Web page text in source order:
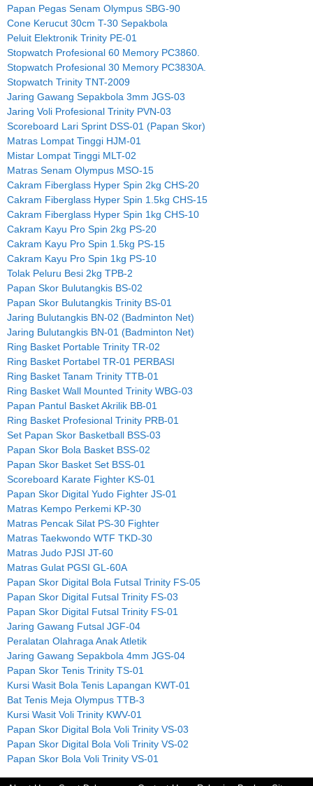
Papan Pegas Senam Olympus SBG-90
Cone Kerucut 30cm T-30 Sepakbola
Peluit Elektronik Trinity PE-01
Stopwatch Profesional 60 Memory PC3860.
Stopwatch Profesional 30 Memory PC3830A.
Stopwatch Trinity TNT-2009
Jaring Gawang Sepakbola 3mm JGS-03
Jaring Voli Profesional Trinity PVN-03
Scoreboard Lari Sprint DSS-01 (Papan Skor)
Matras Lompat Tinggi HJM-01
Mistar Lompat Tinggi MLT-02
Matras Senam Olympus MSO-15
Cakram Fiberglass Hyper Spin 2kg CHS-20
Cakram Fiberglass Hyper Spin 1.5kg CHS-15
Cakram Fiberglass Hyper Spin 1kg CHS-10
Cakram Kayu Pro Spin 2kg PS-20
Cakram Kayu Pro Spin 1.5kg PS-15
Cakram Kayu Pro Spin 1kg PS-10
Tolak Peluru Besi 2kg TPB-2
Papan Skor Bulutangkis BS-02
Papan Skor Bulutangkis Trinity BS-01
Jaring Bulutangkis BN-02 (Badminton Net)
Jaring Bulutangkis BN-01 (Badminton Net)
Ring Basket Portable Trinity TR-02
Ring Basket Portabel TR-01 PERBASI
Ring Basket Tanam Trinity TTB-01
Ring Basket Wall Mounted Trinity WBG-03
Papan Pantul Basket Akrilik BB-01
Ring Basket Profesional Trinity PRB-01
Set Papan Skor Basketball BSS-03
Papan Skor Bola Basket BSS-02
Papan Skor Basket Set BSS-01
Scoreboard Karate Fighter KS-01
Papan Skor Digital Yudo Fighter JS-01
Matras Kempo Perkemi KP-30
Matras Pencak Silat PS-30 Fighter
Matras Taekwondo WTF TKD-30
Matras Judo PJSI JT-60
Matras Gulat PGSI GL-60A
Papan Skor Digital Bola Futsal Trinity FS-05
Papan Skor Digital Futsal Trinity FS-03
Papan Skor Digital Futsal Trinity FS-01
Jaring Gawang Futsal JGF-04
Peralatan Olahraga Anak Atletik
Jaring Gawang Sepakbola 4mm JGS-04
Papan Skor Tenis Trinity TS-01
Kursi Wasit Bola Tenis Lapangan KWT-01
Bat Tenis Meja Olympus TTB-3
Kursi Wasit Voli Trinity KWV-01
Papan Skor Digital Bola Voli Trinity VS-03
Papan Skor Digital Bola Voli Trinity VS-02
Papan Skor Bola Voli Trinity VS-01